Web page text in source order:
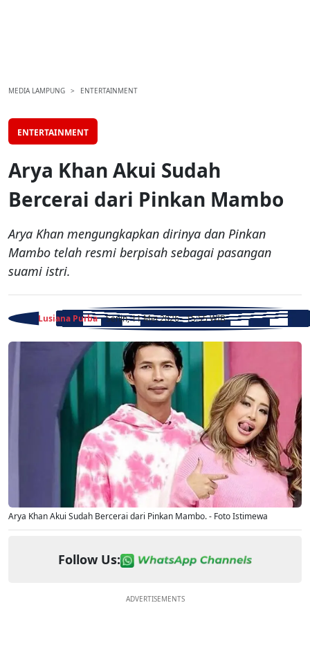
MEDIA LAMPUNG ENTERTAINMENT
ENTERTAINMENT
Arya Khan Akui Sudah
Bercerai dari Pinkan Mambo
Arya Khan mengungkapkan dirinya dan Pinkan
Mambo telah resmi berpisah sebagai pasangan
suami istri.
Lusiana Purba - Senin, 11 Mei 2026 - 15:55 WIB
Arya Khan Akui Sudah Bercerai dari Pinkan Mambo. - Foto Istimewa
Follow Us:
ADVERTISEMENTS